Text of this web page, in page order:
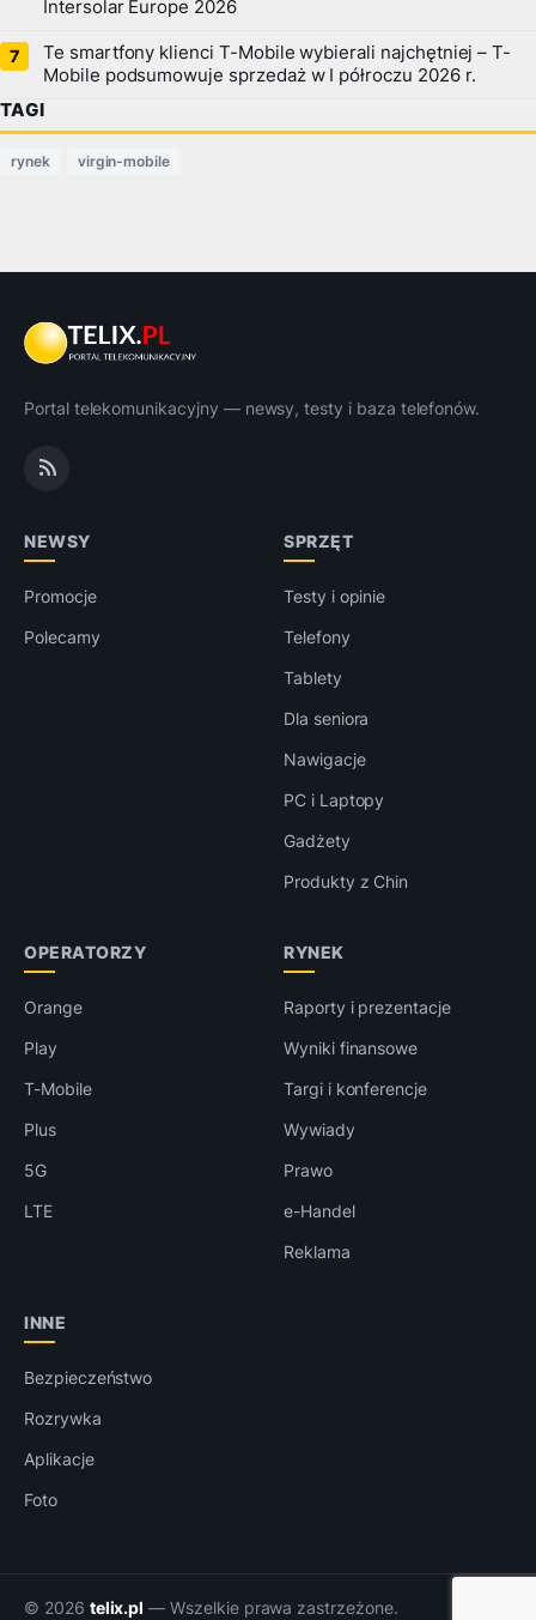
Intersolar Europe 2026
Te smartfony klienci T-Mobile wybierali najchętniej – T-
Mobile podsumowuje sprzedaż w I półroczu 2026 r.
TAGI
rynek virgin-mobile
Portal telekomunikacyjny — newsy, testy i baza telefonów.
NEWSY
Promocje
Polecamy
SPRZĘT
Testy i opinie
Telefony
Tablety
Dla seniora
Nawigacje
PC i Laptopy
Gadżety
Produkty z Chin
OPERATORZY
Orange
Play
T-Mobile
Plus
5G
LTE
RYNEK
Raporty i prezentacje
Wyniki finansowe
Targi i konferencje
Wywiady
Prawo
e-Handel
Reklama
INNE
Bezpieczeństwo
Rozrywka
Aplikacje
Foto
© 2026 telix.pl — Wszelkie prawa zastrzeżone.